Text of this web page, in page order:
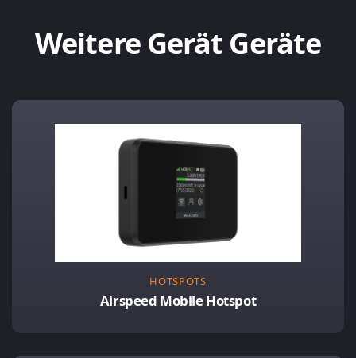
Weitere Gerät Geräte
HOTSPOTS
Airspeed Mobile Hotspot